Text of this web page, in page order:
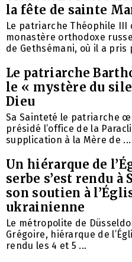
la fête de sainte
Le patriarche Théophile III
monastère orthodoxe
de Gethsémani, où il a pris
Le patriarche
le « mystère du
Dieu
Sa Sainteté le patriarche
présidé l’office de la
supplication à la Mère de ...
Un hiérarque de
serbe s’est rendu
son soutien à
ukrainienne
Le métropolite de
Grégoire, hiérarque de
rendu les 4 et 5 ...